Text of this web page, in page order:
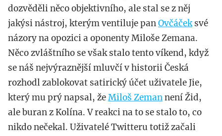
dozvěděli něco objektivního, ale stal se z něj
jakýsi nástroj, kterým ventiluje panOvčáčeksvé
názory na opozici a oponenty Miloše Zemana.
Něco zvláštního se však stalo tento víkend, když
se náš nejvýraznější mluvčí v historii Česká
rozhodl zablokovat satirický účet uživatele Jie,
který mu prý napsal, žeMiloš Zemannení Žid,
ale buran z Kolína. V reakci na to se stalo to, co
nikdo nečekal. Uživatelé Twitteru totiž začali